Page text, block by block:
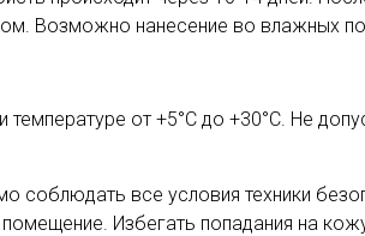
Возможно нанесение во влажных
температуре от +5°С до +30°С. Не
соблюдать все условия техники
Избегать попадания на